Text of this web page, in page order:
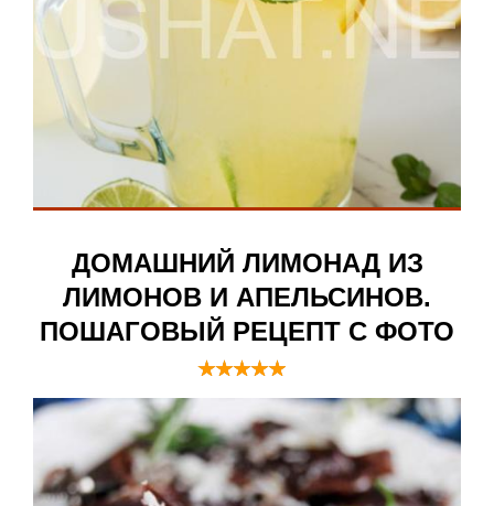
ДОМАШНИЙ ЛИМОНАД ИЗ
ЛИМОНОВ И АПЕЛЬСИНОВ.
ПОШАГОВЫЙ РЕЦЕПТ С ФОТО